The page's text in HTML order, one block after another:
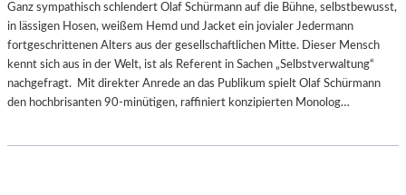
Ganz sympathisch schlendert Olaf Schürmann auf die Bühne, selbstbewusst,
in lässigen Hosen, weißem Hemd und Jacket ein jovialer Jedermann
fortgeschrittenen Alters aus der gesellschaftlichen Mitte. Dieser Mensch
kennt sich aus in der Welt, ist als Referent in Sachen „Selbstverwaltung“
nachgefragt. Mit direkter Anrede an das Publikum spielt Olaf Schürmann
den hochbrisanten 90-minütigen, raffiniert konzipierten Monolog…